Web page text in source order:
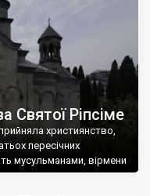
Святої Ріпсіме
християнство,
пересічних
мусульманами, вірмени